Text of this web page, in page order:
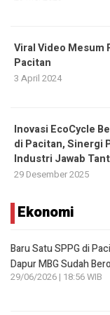
Viral Video Mesum
Pacitan
3 April 2024
Inovasi EcoCycle
di Pacitan, Sinergi
Industri Jawab
29 Desember 2025
Ekonomi
Baru Satu SPPG di
Dapur MBG Sudah
29/06/2026 | 18:56 WIB